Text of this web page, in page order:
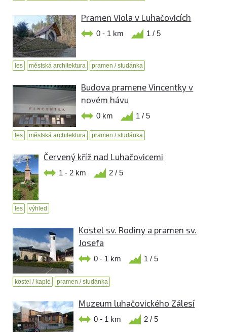
Pramen Viola v Luhačovicích
0 - 1 km 1 / 5
les městská architektura pramen / studánka
Budova pramene Vincentky v
novém hávu
0 km 1 / 5
les městská architektura pramen / studánka
Červený kříž nad Luhačovicemi
1 - 2 km 2 / 5
les výhled
Kostel sv. Rodiny a pramen sv.
Josefa
0 - 1 km 1 / 5
kostel / kaple pramen / studánka
Muzeum luhačovického Zálesí
0 - 1 km 2 / 5